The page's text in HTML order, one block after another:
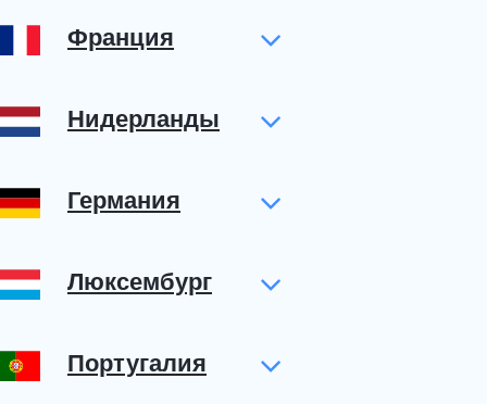
Франция
Нидерланды
Германия
Люксембург
Португалия